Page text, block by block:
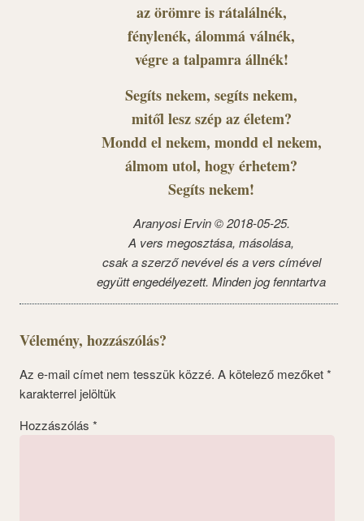
az örömre is rátalálnék,
fénylenék, álommá válnék,
végre a talpamra állnék!
Segíts nekem, segíts nekem,
mitől lesz szép az életem?
Mondd el nekem, mondd el nekem,
álmom utol, hogy érhetem?
Segíts nekem!
Aranyosi Ervin © 2018-05-25.
A vers megosztása, másolása,
csak a szerző nevével és a vers címével
együtt engedélyezett. Minden jog fenntartva
Vélemény, hozzászólás?
Az e-mail címet nem tesszük közzé. A kötelező mezőket*
karakterrel jelöltük
Hozzászólás *